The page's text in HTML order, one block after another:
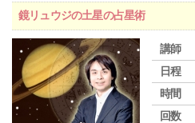
鏡リュウジの土星の占星術
講師
日程
時間
回数